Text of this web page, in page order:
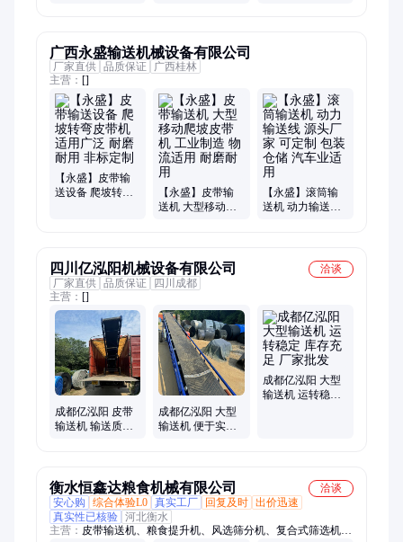
广西永盛输送机械设备有限公司
厂家直供 品质保证
广西桂林
主营： []
【永盛】皮带输
送设备 爬坡转弯
【永盛】皮带输
送机 大型移动爬
【永盛】滚筒输
送机 动力输送线
四川亿泓阳机械设备有限公司
洽谈
厂家直供 品质保证
四川成都
主营： []
成都亿泓阳 皮带
输送机 输送质量
成都亿泓阳 大型
输送机 便于实现
成都亿泓阳 大型
输送机 运转稳定
衡水恒鑫达粮食机械有限公司
洽谈
安心购
综合体验L0 真实工厂 回复及时 出价迅速
真实性已核验 河北衡水
主营： 皮带输送机、粮食提升机、风选筛分机、复合式筛选机、